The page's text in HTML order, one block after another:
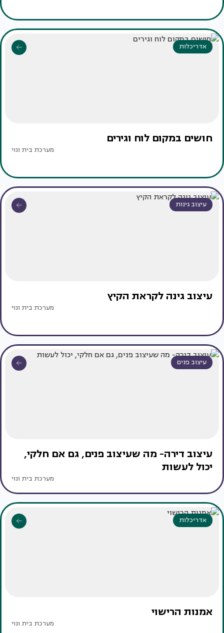
אדריכלות
חושים במקום לוח וגירים
מערכת בית ונוי
עיצוב גינות
עיצוב גינה לקראת הקיץ
מערכת בית ונוי
עיצוב פנים
עיצוב דירה- מה שעיצוב פנים, גם אם חלקי,
יכול לעשות
מערכת בית ונוי
אדריכלות
אמנות הרישוי
מערכת בית ונוי